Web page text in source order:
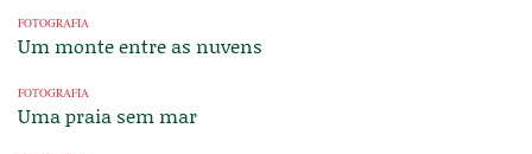
FOTOGRAFIA
Um monte entre as nuvens
FOTOGRAFIA
Uma praia sem mar